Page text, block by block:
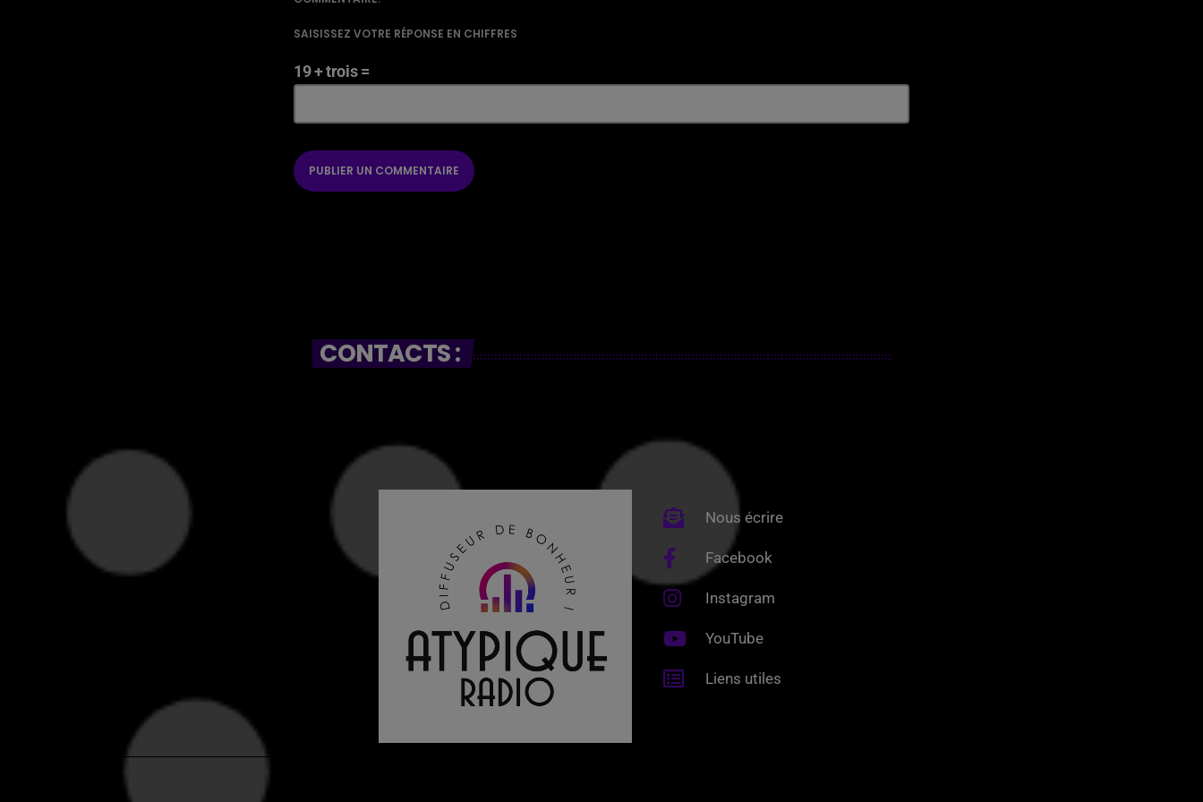
SAISISSEZ VOTRE RÉPONSE EN CHIFFRES
19 + trois =
CONTACTS :
Nous écrire
Facebook
Instagram
YouTube
Liens utiles